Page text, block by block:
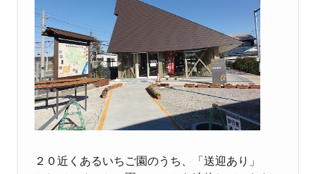
２０近くあるいちご園のうち、「送迎あり」